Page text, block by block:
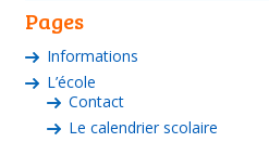
Pages
Informations
L’école
Contact
Le calendrier scolaire